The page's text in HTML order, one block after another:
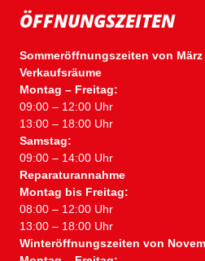
ÖFFNUNGSZEITEN
Sommeröffnungszeiten von
Verkaufsräume
Montag – Freitag:
09:00 – 12:00 Uhr
13:00 – 18:00 Uhr
Samstag:
09:00 – 14:00 Uhr
Reparaturannahme
Montag bis Freitag:
08:00 – 12:00 Uhr
13:00 – 18:00 Uhr
Winteröffnungszeiten von